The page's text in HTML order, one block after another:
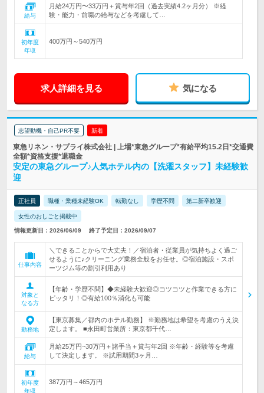
給与
月給24万円〜33万円＋賞与年2回（過去実績4.2ヶ月分） ※経
験・能力・前職の給与などを考慮して…
初年度
年収
400万円～540万円
求人詳細を見る 気になる
志望動機・自己PR不要 新着
東急リネン・サプライ株式会社 | 上場*東急グループ*有給平均15.2日*交通費
全額*資格支援*退職金
安定の東急グループ♪人気ホテル内の【洗濯スタッフ】未経験歓
迎
正社員 職種・業種未経験OK 転勤なし 学歴不問 第二新卒歓迎
女性のおしごと掲載中
情報更新日：2026/06/09 終了予定日：2026/09/07
仕事内容
＼できることからで大丈夫！／宿泊者・従業員が気持ちよく過ご
せるように♪クリーニング業務全般をお任せ。◎宿泊施設・スポ
ーツジム等の割引利用あり
対象と
なる方
【年齢・学歴不問】◆未経験大歓迎◎コツコツと作業できる方に
ピッタリ！◎有給100％消化も可能
勤務地
【東京募集／都内のホテル勤務】 ※勤務地は希望を考慮のうえ決
定します。 ■永田町営業所：東京都千代…
給与
月給25万円~30万円＋諸手当＋賞与年2回 ※年齢・経験等を考慮
して決定します。 ※試用期間3ヶ月…
初年度
年収
387万円～465万円